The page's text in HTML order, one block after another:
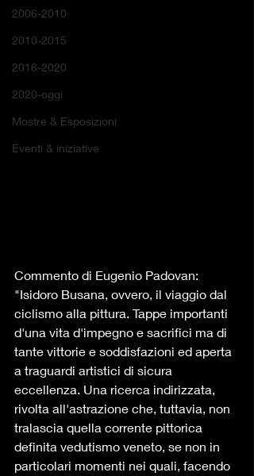
2006-2010
2010-2015
2016-2020
2020-oggi
Mostre & Esposizioni
Eventi & iniziative
Commento di Eugenio Padovan:
"Isidoro Busana, ovvero, il viaggio dal
ciclismo alla pittura. Tappe importanti
d'una vita d'impegno e sacrifici ma di
tante vittorie e soddisfazioni ed aperta
a traguardi artistici di sicura
eccellenza. Una ricerca indirizzata,
rivolta all'astrazione che, tuttavia, non
tralascia quella corrente pittorica
definita vedutismo veneto, se non in
particolari momenti nei quali, facendo